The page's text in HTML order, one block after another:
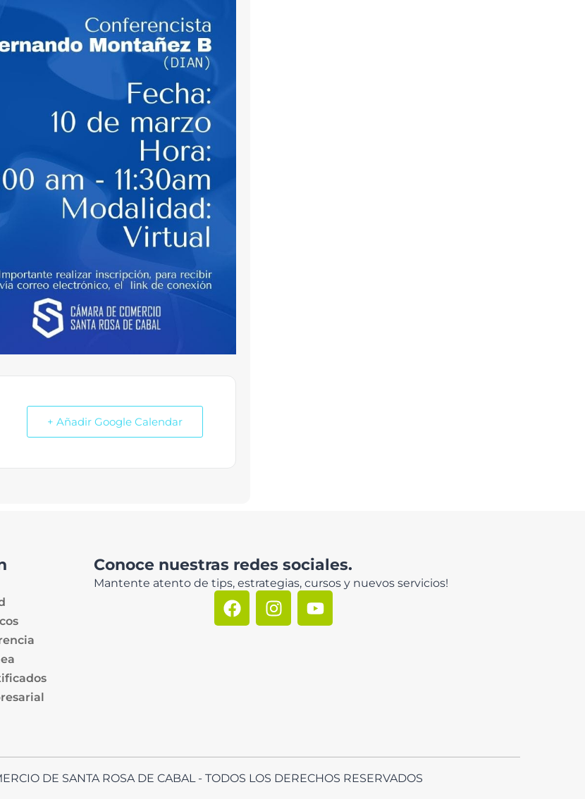
+ Añadir Google Calendar
Conoce nuestras redes sociales.
Mantente atento de tips, estrategias, cursos y nuevos servicios!
DE SANTA ROSA DE CABAL - TODOS LOS DERECHOS RESERVADOS